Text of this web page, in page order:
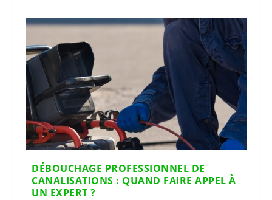
DÉBOUCHAGE PROFESSIONNEL DE
CANALISATIONS : QUAND FAIRE APPEL À
UN EXPERT ?